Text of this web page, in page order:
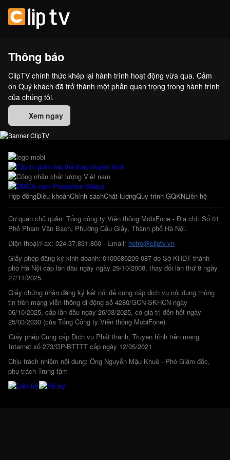
Thông báo
ClipTV chính thức khép lại hành trình hoạt động vừa qua. Cảm
ơn Quý khách đã trở thành một phần quan trọng trong hành trình
của chúng tôi.
Xem ngay
Hợp đồngĐiều khoảnChính sáchChất lượngQuy trình GQKNLiên hệ
Cơ quan chủ quản: Tổng công ty Viễn thông MobiFone - Địa chỉ: Số 01
Phố Phạm Văn Bạch, Phường Cầu Giấy, Thành phố Hà Nội.
Điện thoại/Fax: 024.37.831.800 - Email: hotro@cliptv.vn
Giấy phép đăng ký kinh doanh: 0100686209-087 do Sở KHĐT thành
phố Hà Nội cấp lần đầu ngày ngày 29/10/2008, thay đổi lần thứ 8 ngày
27/11/2025.
Giấy chứng nhận đăng ký kết nối để cung cấp dịch vụ nội dung thông
tin trên mạng viễn thông di động số 4280/GCN-SKHCN ngày
06/10/2025, cấp lần đầu ngày 26/03/2025, có giá trị đến hết ngày
25/03/2030 (của Tổng Công ty Viễn thông MobiFone)
Giấy phép Cung cấp Dịch vụ Phát thanh, Truyền hình trên mạng
Internet số 273/GP-BTTTT cấp ngày 12/05/2021
Chịu trách nhiệm nội dung: Ông Nguyễn Mậu Khuê - Phó Giám đốc,
phụ trách Trung tâm